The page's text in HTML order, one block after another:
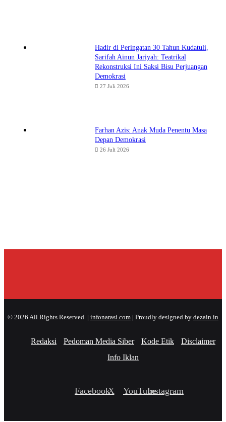
Hadir di Peringatan 30 Tahun Kudatuli,
Sarifah Ainun Jariyah: Teatrikal
Rekonstruksi Ini Saksi Bisu Perjuangan
Demokrasi
27 Juli 2026
Farhan Azis: Anak Muda Penentu Masa
Depan Demokrasi
26 Juli 2026
© 2026 All Rights Reserved | infonarasi.com | Proudly designed by dezain.in
Redaksi Pedoman Media Siber Kode Etik
Disclaimer
Info Iklan
FacebookX YouTubeInstagram